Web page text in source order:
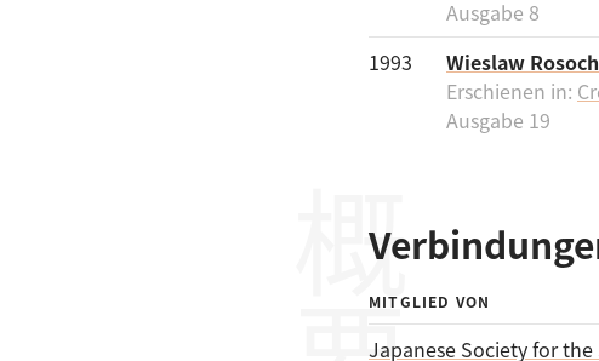
Ausgabe 8
1993
Wieslaw
Erschienen in:
Ausgabe 19
概要
MITGLIED VON
Japanese Society for the